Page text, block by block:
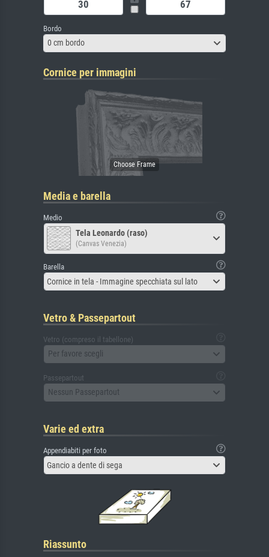
Bordo
0 cm bordo
Cornice per immagini
Media e barella
Medio
Tela Leonardo (raso)
(Canvas Venezia)
Barella
Cornice in tela - Immagine specchiata sul lato
Vetro & Passepartout
Vetro (compreso il tabellone)
Per favore scegli
Passepartout
Nessun Passepartout
Varie ed extra
Appendiabiti per foto
Gancio a dente di sega
Riassunto